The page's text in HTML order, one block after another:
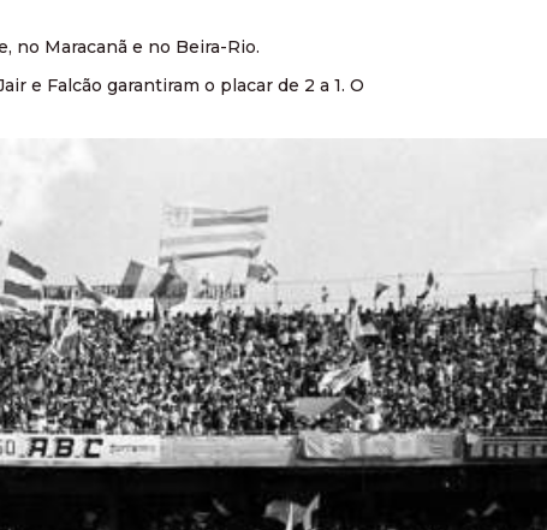
no Maracanã e no Beira-Rio.
e Falcão garantiram o placar de 2 a 1. O